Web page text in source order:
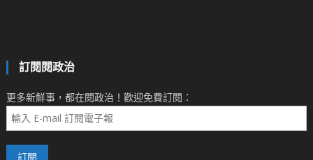
訂閱閱政治
更多新鮮事，都在閱政治！歡迎免費訂閱：